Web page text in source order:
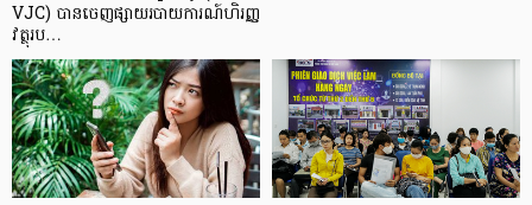
VJC) បានចេញផ្សាយរបាយការណ៍ហិរញ្ញ
វត្ថុរប…